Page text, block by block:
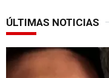
ÚLTIMAS NOTICIAS